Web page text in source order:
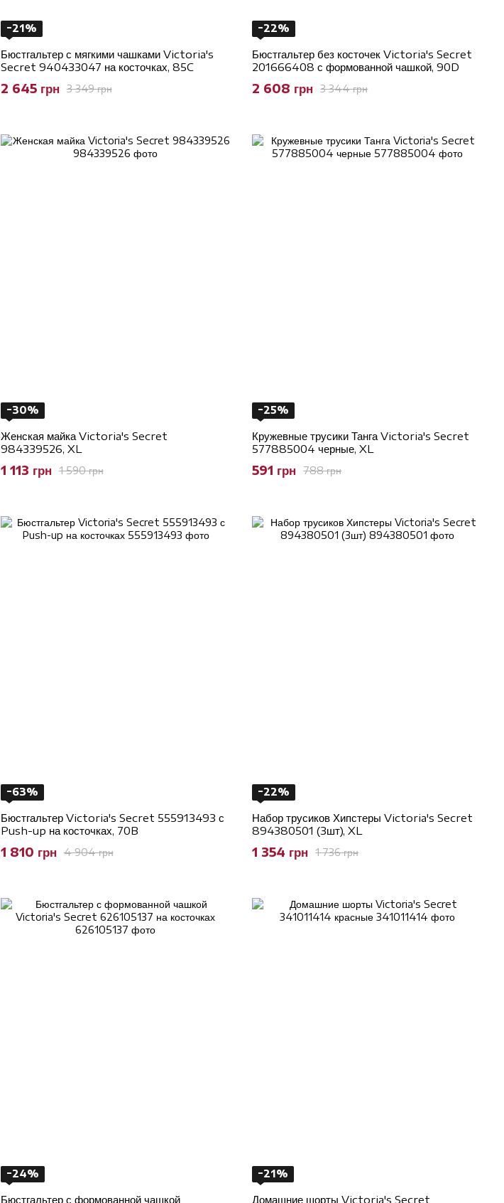
−21%
Бюстгальтер с мягкими чашками Victoria's
Secret 940433047 на косточках, 85C
3 349 грн
2 645 грн
−22%
Бюстгальтер без косточек Victoria's Secret
201666408 с формованной чашкой, 90D
3 344 грн
2 608 грн
−30%
Женская майка Victoria's Secret
984339526, XL
1 590 грн
1 113 грн
−25%
Кружевные трусики Танга Victoria's Secret
577885004 черные, XL
788 грн
591 грн
−63%
Бюстгальтер Victoria's Secret 555913493 с
Push-up на косточках, 70B
4 904 грн
1 810 грн
−22%
Набор трусиков Хипстеры Victoria's Secret
894380501 (3шт), XL
1 736 грн
1 354 грн
−24%
Бюстгальтер с формованной чашкой
−21%
Домашние шорты Victoria's Secret